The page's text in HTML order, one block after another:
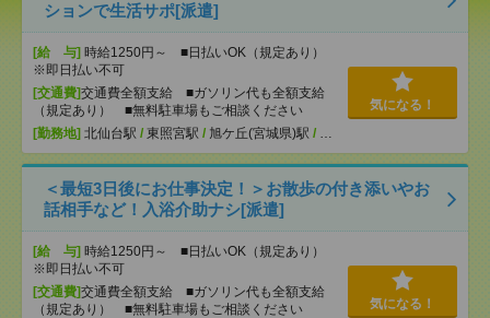
ションで生活サポ[派遣]
[給 与] 時給1250円～ ■日払いOK（規定あり）
※即日払い不可
[交通費]交通費全額支給 ■ガソリン代も全額支給
（規定あり） ■無料駐車場もご相談ください
[勤務地] 北仙台駅 / 東照宮駅 / 旭ケ丘(宮城県)駅 / …
気になる！
＜最短3日後にお仕事決定！＞お散歩の付き添いやお
話相手など！入浴介助ナシ[派遣]
[給 与] 時給1250円～ ■日払いOK（規定あり）
※即日払い不可
[交通費]交通費全額支給 ■ガソリン代も全額支給
（規定あり） ■無料駐車場もご相談ください
気になる！